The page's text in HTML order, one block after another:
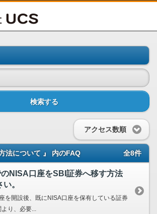
検索する
アクセス数順
法について 』 内のFAQ 全8件
NISA口座をSBI証券へ移す方法
。
を開設後、既にNISA口座を保有している証券
り、必要...